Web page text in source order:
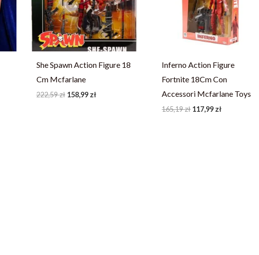
She Spawn Action Figure 18
Cm Mcfarlane
222,59zł 158,99zł
Inferno Action Figure
Fortnite 18Cm Con
Accessori Mcfarlane Toys
165,19zł 117,99zł